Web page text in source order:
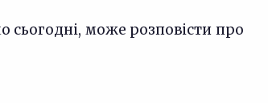
може розповісти про